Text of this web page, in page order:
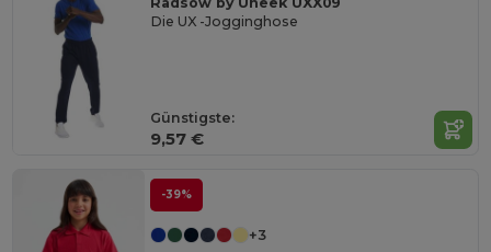
Die UX -Jogginghose
Günstigste:
9,57 €
-39%
+3